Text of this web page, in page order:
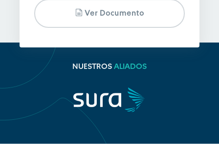
Ver Documento
NUESTROS ALIADOS